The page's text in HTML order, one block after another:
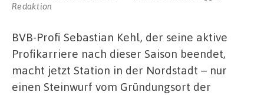
Redaktion
BVB-Profi Sebastian Kehl, der seine aktive
Profikarriere nach dieser Saison beendet,
macht jetzt Station in der Nordstadt – nur
einen Steinwurf vom Gründungsort der